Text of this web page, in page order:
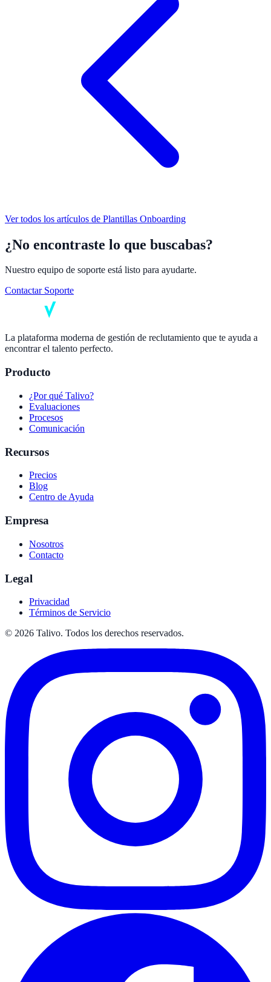
Ver todos los artículos de Plantillas Onboarding
¿No encontraste lo que buscabas?
Nuestro equipo de soporte está listo para ayudarte.
Contactar Soporte
La plataforma moderna de gestión de reclutamiento que te ayuda a
encontrar el talento perfecto.
Producto
¿Por qué Talivo?
Evaluaciones
Procesos
Comunicación
Recursos
Precios
Blog
Centro de Ayuda
Empresa
Nosotros
Contacto
Legal
Privacidad
Términos de Servicio
© 2026 Talivo. Todos los derechos reservados.